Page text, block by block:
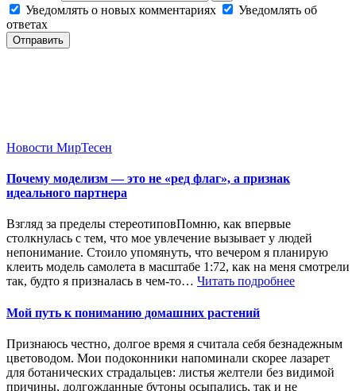
Уведомлять о новых комментариях
Уведомлять об
ответах
Отправить
Новости МирТесен
Почему моделизм — это не «ред флаг», а признак
идеального партнера
Взгляд за пределы стереотиповПомню, как впервые
столкнулась с тем, что мое увлечение вызывает у людей
непонимание. Стоило упомянуть, что вечером я планирую
клеить модель самолета в масштабе 1:72, как на меня смотрели
так, будто я призналась в чем-то… Читать подробнее
Мой путь к пониманию домашних растений
Признаюсь честно, долгое время я считала себя безнадежным
цветоводом. Мои подоконники напоминали скорее лазарет
для ботанических страдальцев: листья желтели без видимой
причины, долгожданные бутоны осыпались, так и не